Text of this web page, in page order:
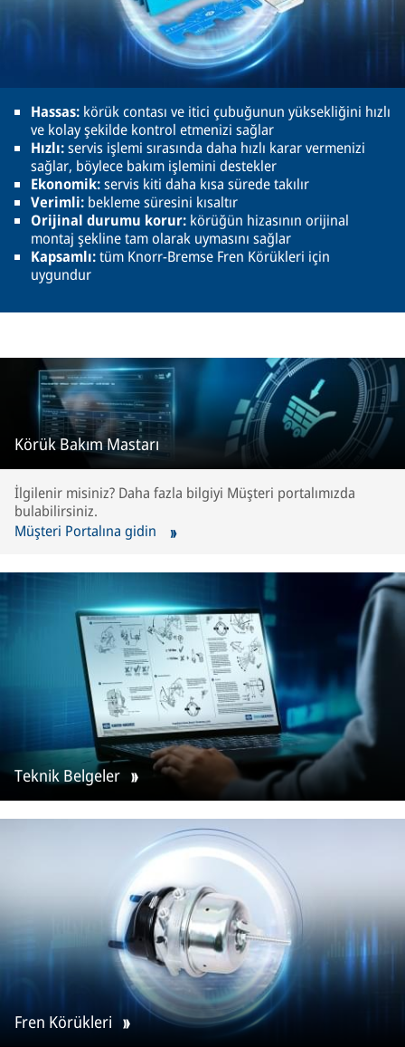
Hassas: körük contası ve itici çubuğunun yüksekliğini hızlı
ve kolay şekilde kontrol etmenizi sağlar
Hızlı:servis işlemi sırasında daha hızlı karar vermenizi
sağlar, böylece bakım işlemini destekler
Ekonomik:servis kiti daha kısa sürede takılır
Verimli: bekleme süresini kısaltır
Orijinal durumu korur: körüğün hizasının orijinal
montaj şekline tam olarak uymasını sağlar
Kapsamlı:tüm Knorr-Bremse Fren Körükleri için
uygundur
Körük Bakım Mastarı
İlgilenir misiniz? Daha fazla bilgiyi Müşteri portalımızda
bulabilirsiniz.
Müşteri Portalına gidin
Teknik Belgeler
Fren Körükleri